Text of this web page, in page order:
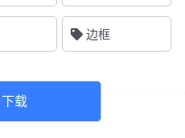
边框
下载